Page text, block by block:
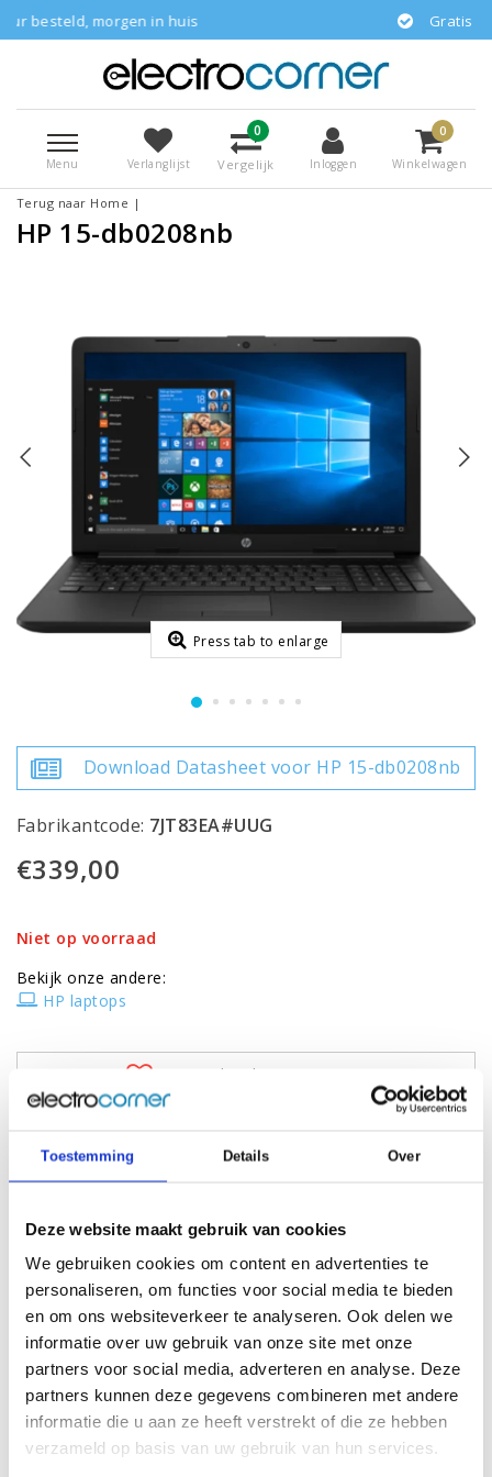
Toestemming Details Over
Deze website maakt gebruik van cookies
We gebruiken cookies om content en advertenties te
personaliseren, om functies voor social media te bieden
en om ons websiteverkeer te analyseren. Ook delen we
informatie over uw gebruik van onze site met onze
partners voor social media, adverteren en analyse. Deze
partners kunnen deze gegevens combineren met andere
informatie die u aan ze heeft verstrekt of die ze hebben
verzameld op basis van uw gebruik van hun services.
in huis Gratis bezorgd
Menu Verlanglijst
0
Vergelijk Inloggen
0
Winkelwagen
Terug naar Home |
HP 15-db0208nb
Press tab to enlarge
Download Datasheet voor HP 15-db0208nb
Fabrikantcode: 7JT83EA#UUG
€339,00
Niet op voorraad
Bekijk onze andere:
HP laptops
Aan verlanglijst toevoegen
Tablet mogelijkheid
-
Resolutie
1366 x 768
Processor
AMD A4-9125
Proc. snelheid
2.3 tot 2.6 GHz / 1 Mb Cache - 2 Cores
Videokaart
AMD Radeon R3 Graphics
Geheugen
8 Gb
Flash Cache
-
SSD
256 Gb M2
HDD
25 Gb Dropbox